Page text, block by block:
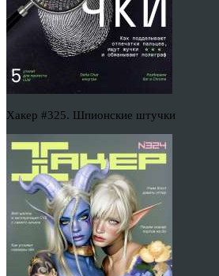
Хакер #325. Шпионские штучки